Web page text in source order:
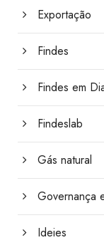
Exportação
Findes
Findes em
Findeslab
Gás natural
Governança
Ideies